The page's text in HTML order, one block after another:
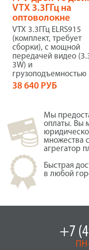
VTX 3.3ГГц на
оптоволокне
VTX 3.3ГГц ELRS915
(комплект, требует
сборки), с мощной
передачей видео
3W) и
грузоподъемностью
38 640 РУБ
Мы
оплаты. Вы
множества
агрегатор
Быстрая
в любой
+7